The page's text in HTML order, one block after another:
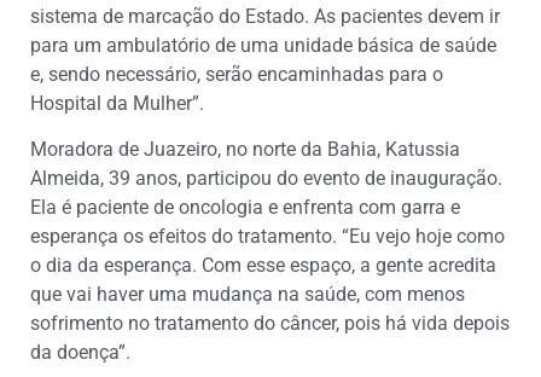
sistema de marcação do Estado. As pacientes devem ir
para um ambulatório de uma unidade básica de saúde
e, sendo necessário, serão encaminhadas para o
Hospital da Mulher”.
Moradora de Juazeiro, no norte da Bahia, Katussia
Almeida, 39 anos, participou do evento de inauguração.
Ela é paciente de oncologia e enfrenta com garra e
esperança os efeitos do tratamento. “Eu vejo hoje como
o dia da esperança. Com esse espaço, a gente acredita
que vai haver uma mudança na saúde, com menos
sofrimento no tratamento do câncer, pois há vida depois
da doença”.